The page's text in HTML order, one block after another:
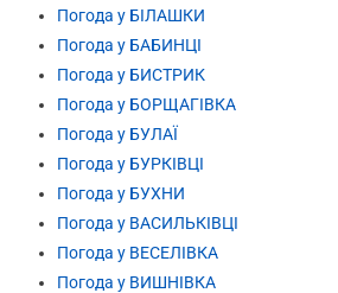
Погода у БІЛАШКИ
Погода у БАБИНЦІ
Погода у БИСТРИК
Погода у БОРЩАГІВКА
Погода у БУЛАЇ
Погода у БУРКІВЦІ
Погода у БУХНИ
Погода у ВАСИЛЬКІВЦІ
Погода у ВЕСЕЛІВКА
Погода у ВИШНІВКА